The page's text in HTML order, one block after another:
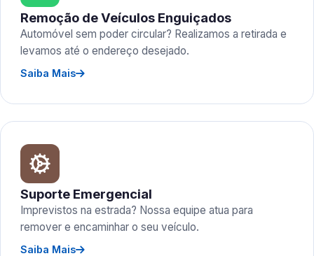
Remoção de Veículos Enguiçados
Automóvel sem poder circular? Realizamos a retirada e
levamos até o endereço desejado.
Saiba Mais
Suporte Emergencial
Imprevistos na estrada? Nossa equipe atua para
remover e encaminhar o seu veículo.
Saiba Mais